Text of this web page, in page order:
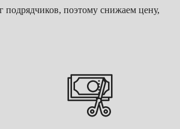
подрядчиков, поэтому снижаем цену,